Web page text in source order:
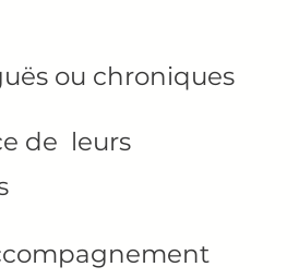
ou chroniques
de leurs